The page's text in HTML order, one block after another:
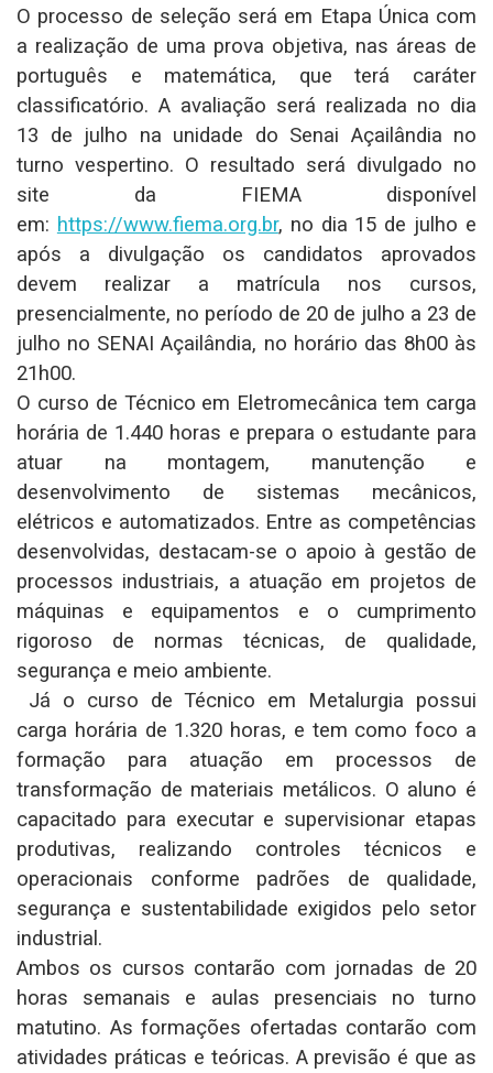
O processo de seleção será em Etapa Única com
a realização de uma prova objetiva, nas áreas de
português e matemática, que terá caráter
classificatório. A avaliação será realizada no dia
13 de julho na unidade do Senai Açailândia no
turno vespertino. O resultado será divulgado no
site da FIEMA disponível
em: https://www.fiema.org.br, no dia 15 de julho e
após a divulgação os candidatos aprovados
devem realizar a matrícula nos cursos,
presencialmente, no período de 20 de julho a 23 de
julho no SENAI Açailândia, no horário das 8h00 às
21h00.
O curso de Técnico em Eletromecânica tem carga
horária de 1.440 horas e prepara o estudante para
atuar na montagem, manutenção e
desenvolvimento de sistemas mecânicos,
elétricos e automatizados. Entre as competências
desenvolvidas, destacam-se o apoio à gestão de
processos industriais, a atuação em projetos de
máquinas e equipamentos e o cumprimento
rigoroso de normas técnicas, de qualidade,
segurança e meio ambiente.
Já o curso de Técnico em Metalurgia possui
carga horária de 1.320 horas, e tem como foco a
formação para atuação em processos de
transformação de materiais metálicos. O aluno é
capacitado para executar e supervisionar etapas
produtivas, realizando controles técnicos e
operacionais conforme padrões de qualidade,
segurança e sustentabilidade exigidos pelo setor
industrial.
Ambos os cursos contarão com jornadas de 20
horas semanais e aulas presenciais no turno
matutino. As formações ofertadas contarão com
atividades práticas e teóricas. A previsão é que as